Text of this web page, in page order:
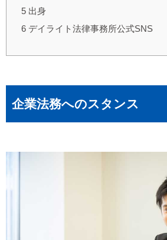
5 出身
6 デイライト法律事務所公式SNS
企業法務へのスタンス